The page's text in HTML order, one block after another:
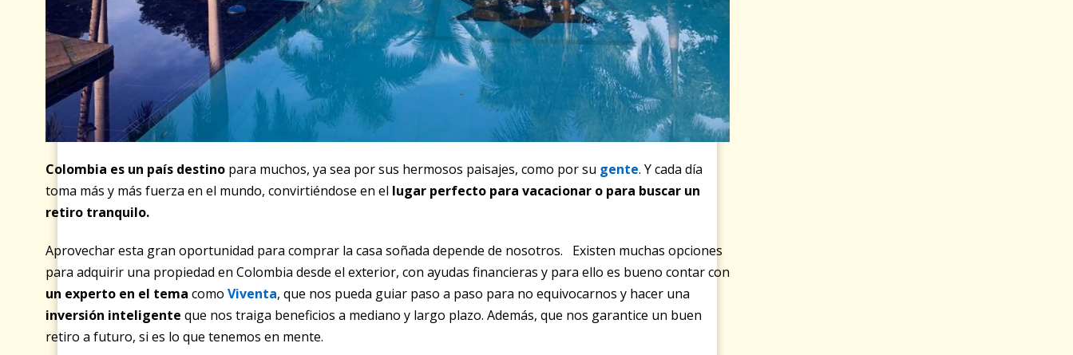
Colombia es un país destinopara muchos, ya sea por sus hermosos paisajes, como por su gente. Y cada día
toma más y más fuerza en el mundo, convirtiéndose en el lugar perfecto para vacacionar o para buscar un
retiro tranquilo.
Aprovechar esta gran oportunidad para comprar la casa soñada depende de nosotros. Existen muchas opciones
para adquirir una propiedad en Colombia desde el exterior, con ayudas financieras y para ello es bueno contar con
un experto en el tema como Viventa, que nos pueda guiar paso a paso para no equivocarnos y hacer una
inversión inteligente que nos traiga beneficios a mediano y largo plazo. Además, que nos garantice un buen
retiro a futuro, si es lo que tenemos en mente.